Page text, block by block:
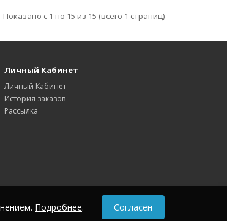
Показано с 1 по 15 из 15 (всего 1 страниц)
Личный Кабинет
Личный Кабинет
История заказов
Рассылка
Подробнее. Согласен